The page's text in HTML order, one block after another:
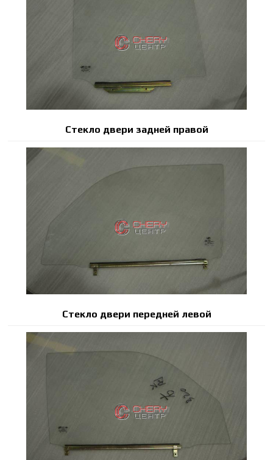
Стекло двери задней правой
Стекло двери передней левой